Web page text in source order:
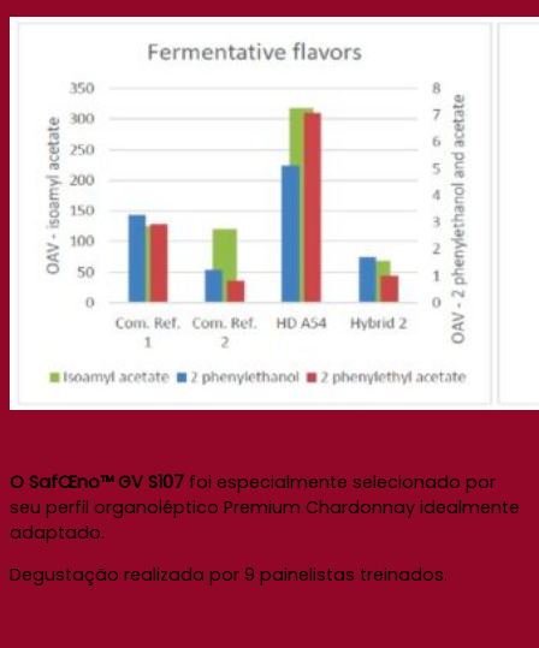
O SafŒno™ GV S107 foi especialmente selecionado por
seu perfil organoléptico Premium Chardonnay idealmente
adaptado.
Degustação realizada por 9 painelistas treinados.